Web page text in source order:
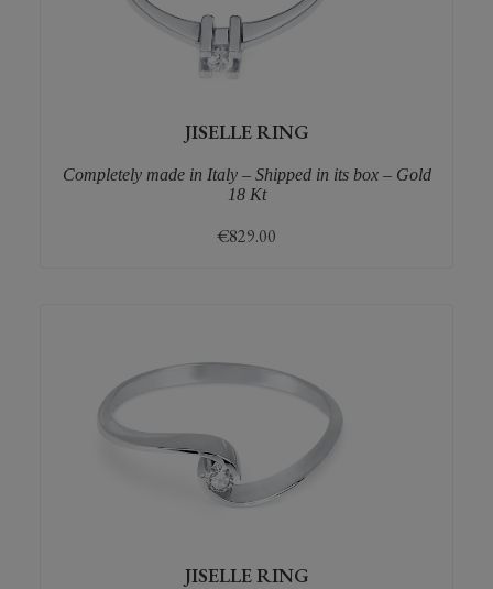
JISELLE RING
Completely made in Italy – Shipped in its box – Gold
18 Kt
€829.00
JISELLE RING